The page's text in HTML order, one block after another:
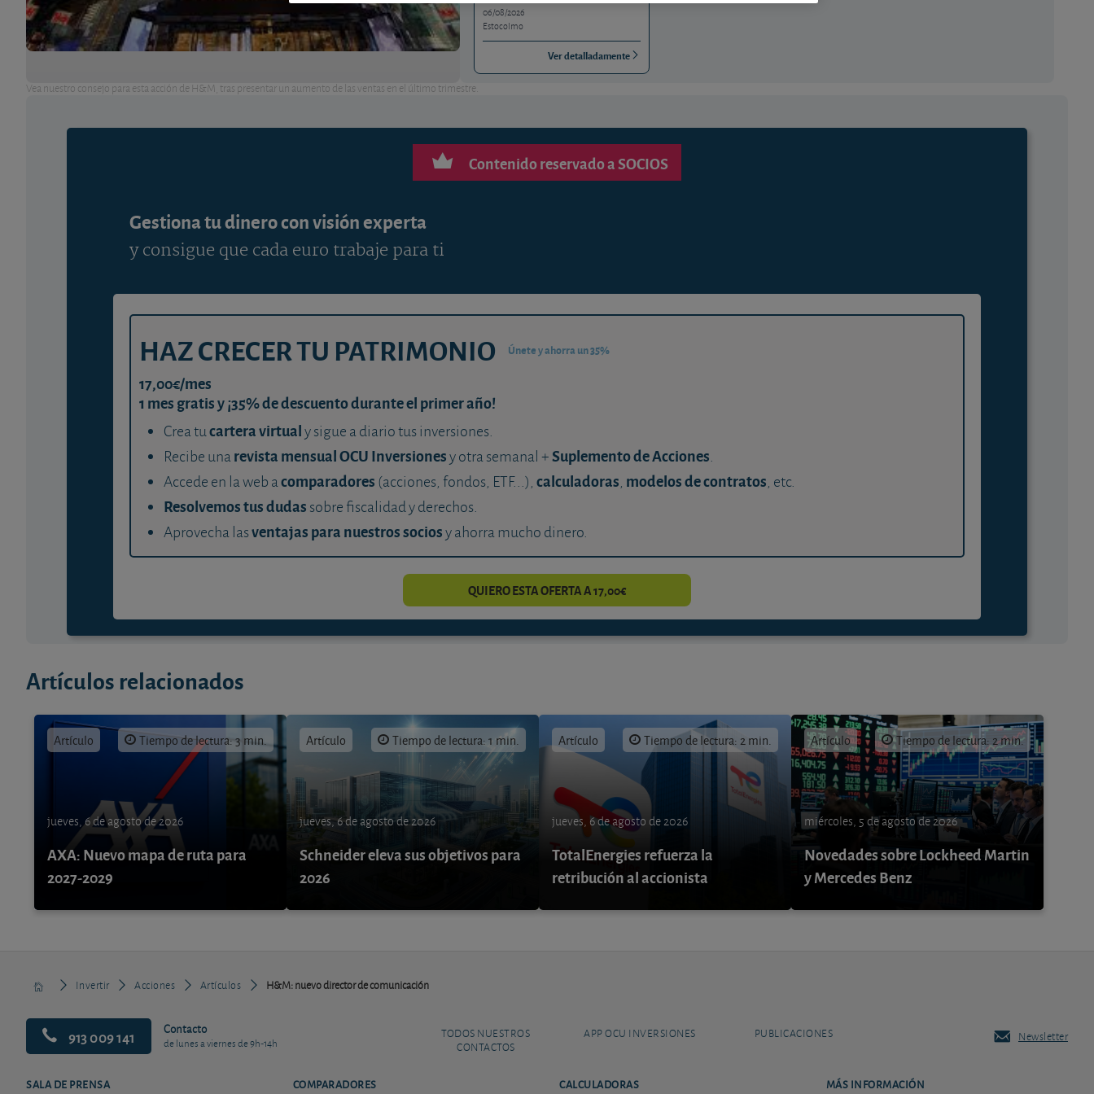
Vea nuestro consejo para esta acción de H&M, tras presentar un aumento de las ventas en el último trimestre.
06/08/2026
Estocolmo
Ver detalladamente
Contenido reservado a SOCIOS
Gestiona tu dinero con visión experta
y consigue que cada euro trabaje para ti
HAZ CRECER TU PATRIMONIO Únete y ahorra un 35%
17,00€/mes
1 mes gratis y ¡35% de descuento durante el primer año!
Crea tucartera virtualy sigue a diario tus inversiones.
Recibe unarevista mensual OCU Inversionesy otra semanal +Suplemento de Acciones.
Accede en la web acomparadores (acciones, fondos, ETF...), calculadoras, modelos de contratos, etc.
Resolvemos tus dudas sobre fiscalidad y derechos.
Aprovecha lasventajas para nuestros sociosy ahorra mucho dinero.
QUIERO ESTA OFERTA A 17,00€
Artículos relacionados
Artículo Tiempo de lectura: 3 min.
jueves, 6 de agosto de 2026
AXA: Nuevo mapa de ruta para
2027-2029
Artículo Tiempo de lectura: 1 min.
jueves, 6 de agosto de 2026
Schneider eleva sus objetivos para
2026
Artículo Tiempo de lectura: 2 min.
jueves, 6 de agosto de 2026
TotalEnergies refuerza la
retribución al accionista
Artículo Tiempo de lectura: 2 min.
miércoles, 5 de agosto de 2026
Novedades sobre Lockheed Martin
y Mercedes Benz
Invertir Acciones Artículos H&M: nuevo director de comunicación
913 009 141 Contacto
de lunes a viernes de 9h-14h
TODOS NUESTROS
CONTACTOS
APP OCU INVERSIONES PUBLICACIONES Newsletter
SALA DE PRENSA COMPARADORES CALCULADORAS MÁS INFORMACIÓN